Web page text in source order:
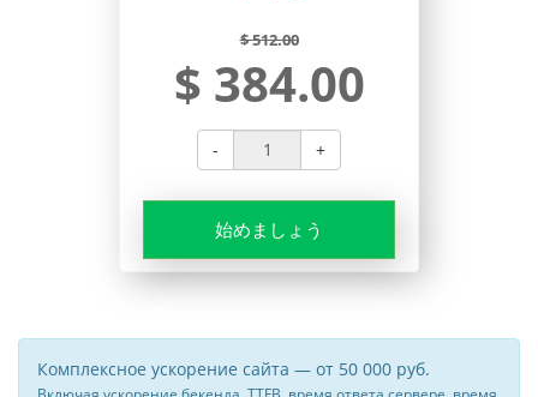
$ 512.00
$ 384.00
- +
始めましょう
Комплексное ускорение сайта — от 50 000 руб.
Включая ускорение бекенда, TTFB, время ответа сервере, время